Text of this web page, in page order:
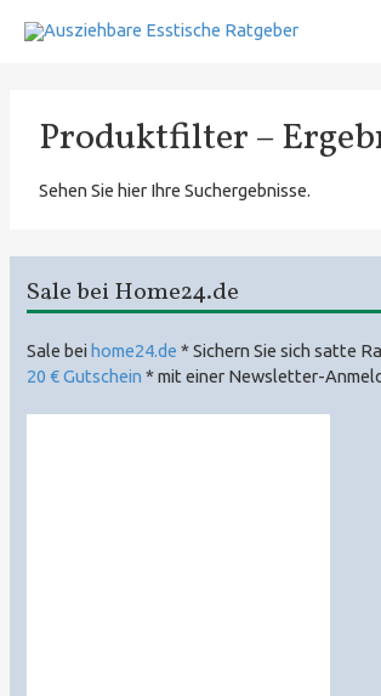
Produktfilter –
Sehen Sie hier Ihre Suchergebnisse.
Sale bei Home24.de
Sale bei home24.de * Sichern Sie sich satte
20 € Gutschein * mit einer Newsletter-